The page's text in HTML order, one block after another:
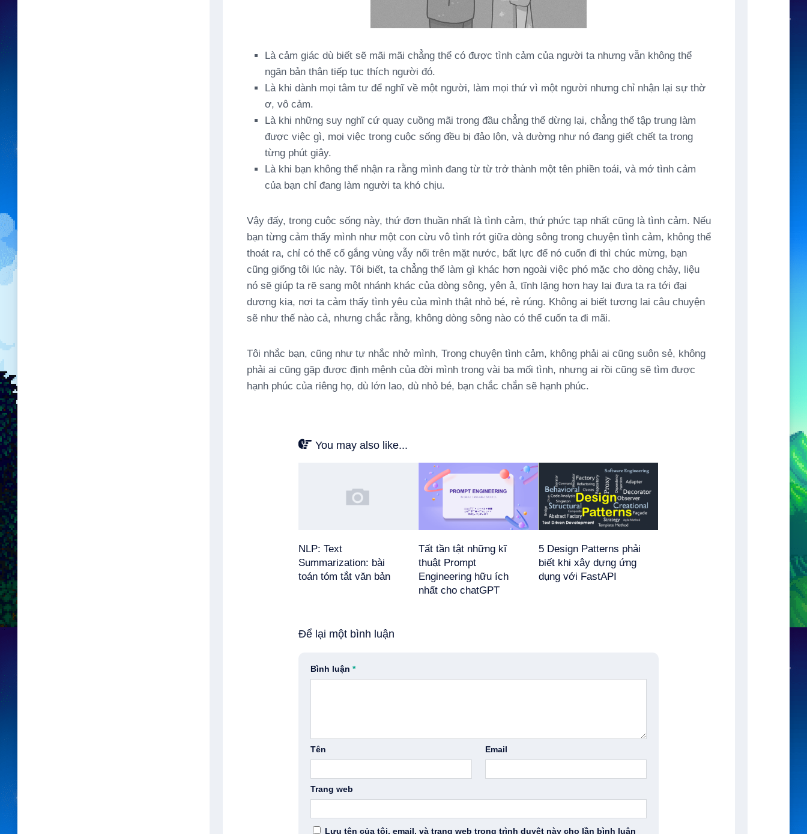
Là cảm giác dù biết sẽ mãi mãi chẳng thể có được tình cảm của người ta nhưng vẫn không thể
ngăn bản thân tiếp tục thích người đó.
Là khi dành mọi tâm tư để nghĩ về một người, làm mọi thứ vì một người nhưng chỉ nhận lại sự thờ
ơ, vô cảm.
Là khi những suy nghĩ cứ quay cuồng mãi trong đầu chẳng thể dừng lại, chẳng thể tập trung làm
được việc gì, mọi việc trong cuộc sống đều bị đảo lộn, và dường như nó đang giết chết ta trong
từng phút giây.
Là khi bạn không thể nhận ra rằng mình đang từ từ trở thành một tên phiền toái, và mớ tình cảm
của bạn chỉ đang làm người ta khó chịu.
Vậy đấy, trong cuộc sống này, thứ đơn thuần nhất là tình cảm, thứ phức tạp nhất cũng là tình cảm. Nếu
bạn từng cảm thấy mình như một con cừu vô tình rớt giữa dòng sông trong chuyện tình cảm, không thể
thoát ra, chỉ có thể cố gắng vùng vẫy nổi trên mặt nước, bất lực để nó cuốn đi thì chúc mừng, bạn
cũng giống tôi lúc này. Tôi biết, ta chẳng thể làm gì khác hơn ngoài việc phó mặc cho dòng chảy, liệu
nó sẽ giúp ta rẽ sang một nhánh khác của dòng sông, yên ả, tĩnh lặng hơn hay lại đưa ta ra tới đại
dương kia, nơi ta cảm thấy tình yêu của mình thật nhỏ bé, rẻ rúng. Không ai biết tương lai câu chuyện
sẽ như thế nào cả, nhưng chắc rằng, không dòng sông nào có thể cuốn ta đi mãi.
Tôi nhắc bạn, cũng như tự nhắc nhở mình, Trong chuyện tình cảm, không phải ai cũng suôn sẻ, không
phải ai cũng gặp được định mệnh của đời mình trong vài ba mối tình, nhưng ai rồi cũng sẽ tìm được
hạnh phúc của riêng họ, dù lớn lao, dù nhỏ bé, bạn chắc chắn sẽ hạnh phúc.
You may also like...
NLP: Text
Summarization: bài
toán tóm tắt văn bản
Tất tần tật những kĩ
thuật Prompt
Engineering hữu ích
nhất cho chatGPT
5 Design Patterns phải
biết khi xây dựng ứng
dụng với FastAPI
Để lại một bình luận
Bình luận *
Tên Email
Trang web
Lưu tên của tôi, email, và trang web trong trình duyệt này cho lần bình luận